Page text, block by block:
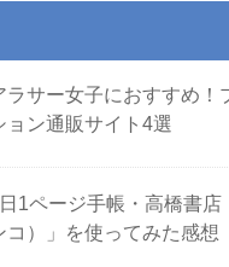
ラサー女子におすすめ！
ョン通販サイト4選
1ページ手帳・高橋書店
コ）」を使ってみた感想